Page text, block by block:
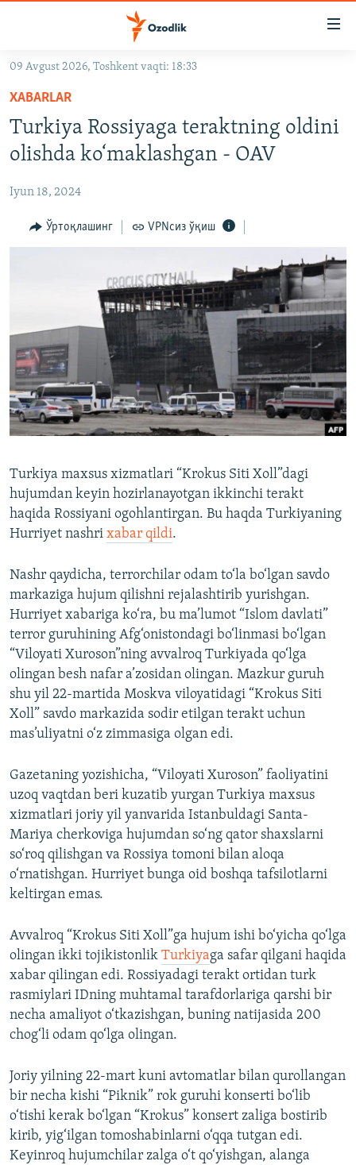
Асосий
навигацияга
ўтинг
Қидиришга
OZODVIDEO
OZODARXIV
На русском
ИЖТИМОИЙ ТАРМОҚЛАР
Озодлик бошқа тилларда
09 Avgust 2026, Toshkent vaqti: 18:33
XABARLAR
Turkiya Rossiyaga teraktning oldini
olishda ko‘maklashgan - OAV
Iyun 18, 2024
Ўртоқлашинг VPNсиз ўқиш
Turkiya maxsus xizmatlari “Krokus Siti Xoll”dagi
hujumdan keyin hozirlanayotgan ikkinchi terakt
haqida Rossiyani ogohlantirgan. Bu haqda Turkiyaning
Hurriyet nashri xabar qildi.
Nashr qaydicha, terrorchilar odam to‘la bo‘lgan savdo
markaziga hujum qilishni rejalashtirib yurishgan.
Hurriyet xabariga ko‘ra, bu ma’lumot “Islom davlati”
terror guruhining Afg‘onistondagi bo‘linmasi bo‘lgan
“Viloyati Xuroson”ning avvalroq Turkiyada qo‘lga
olingan besh nafar a’zosidan olingan. Mazkur guruh
shu yil 22-martida Moskva viloyatidagi “Krokus Siti
Xoll” savdo markazida sodir etilgan terakt uchun
mas’uliyatni o‘z zimmasiga olgan edi.
Gazetaning yozishicha, “Viloyati Xuroson” faoliyatini
uzoq vaqtdan beri kuzatib yurgan Turkiya maxsus
xizmatlari joriy yil yanvarida Istanbuldagi Santa-
Mariya cherkoviga hujumdan so‘ng qator shaxslarni
so‘roq qilishgan va Rossiya tomoni bilan aloqa
o‘rnatishgan. Hurriyet bunga oid boshqa tafsilotlarni
keltirgan emas.
Avvalroq “Krokus Siti Xoll”ga hujum ishi bo‘yicha qo‘lga
olingan ikki tojikistonlik Turkiyaga safar qilgani haqida
xabar qilingan edi. Rossiyadagi terakt ortidan turk
rasmiylari IDning muhtamal tarafdorlariga qarshi bir
necha amaliyot o‘tkazishgan, buning natijasida 200
chog‘li odam qo‘lga olingan.
Joriy yilning 22-mart kuni avtomatlar bilan qurollangan
bir necha kishi “Piknik” rok guruhi konserti bo‘lib
o‘tishi kerak bo‘lgan “Krokus” konsert zaliga bostirib
kirib, yig‘ilgan tomoshabinlarni o‘qqa tutgan edi.
Keyinroq hujumchilar zalga o‘t qo‘yishgan, alanga